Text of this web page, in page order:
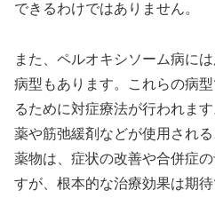
できるわけではありません。
また、ペルオキシソーム病に
病型もあります。これらの病
るために対症療法が行われま
薬や筋弛緩剤などが使用され
薬物は、症状の改善や合併症
すが、根本的な治療効果は期待